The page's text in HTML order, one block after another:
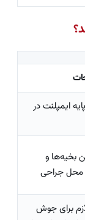
ایمپلنت در
بخیه‌ها و
محل جراحی
برای جوش